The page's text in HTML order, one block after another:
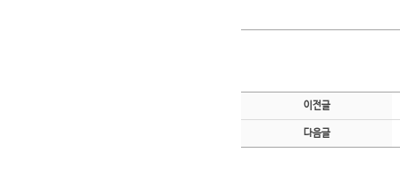
이전글
다음글